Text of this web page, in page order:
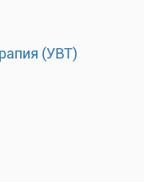
(УВТ)